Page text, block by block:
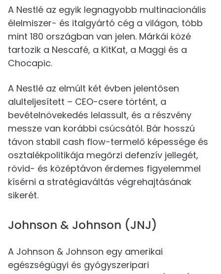
A Nestlé az egyik legnagyobb multinacionális
élelmiszer- és italgyártó cég a világon, több
mint 180 országban van jelen. Márkái közé
tartozik a Nescafé, a KitKat, a Maggi és a
Chocapic.
A Nestlé az elmúlt két évben jelentősen
alulteljesített – CEO-csere történt, a
bevételnövekedés lelassult, és a részvény
messze van korábbi csúcsától. Bár hosszú
távon stabil cash flow-termelő képessége és
osztalékpolitikája megőrzi defenzív jellegét,
rövid- és középtávon érdemes figyelemmel
kísérni a stratégiaváltás végrehajtásának
sikerét.
Johnson & Johnson (JNJ)
A Johnson & Johnson egy amerikai
egészségügyi és gyógyszeripari